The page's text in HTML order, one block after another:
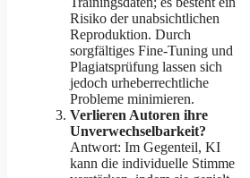
Risiko der unabsichtlichen
Reproduktion. Durch
sorgfältiges Fine‑Tuning und
Plagiatsprüfung lassen sich
jedoch urheberrechtliche
Probleme minimieren.
Verlieren Autoren ihre
Unverwechselbarkeit?
Antwort: Im Gegenteil, KI
kann die individuelle Stimme